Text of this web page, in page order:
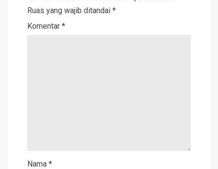
Ruas yang wajib ditandai *
Komentar *
Nama *